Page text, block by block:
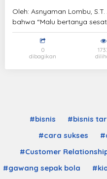
Oleh: Asnyaman Lombu,
bahwa “Malu bertanya
0
dibagikan
#bisnis #bisnis
#cara sukses
#Customer
#gawang sepak bola